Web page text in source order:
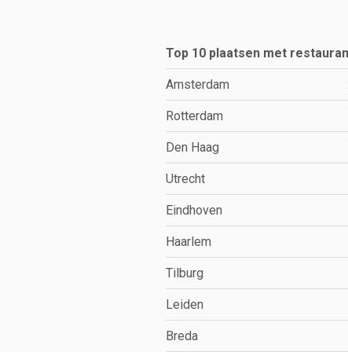
Top 10 plaatsen met
Amsterdam
Rotterdam
Den Haag
Utrecht
Eindhoven
Haarlem
Tilburg
Leiden
Breda